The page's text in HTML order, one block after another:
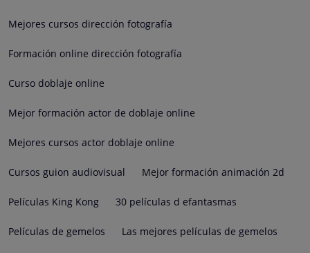
Mejores cursos dirección fotografía
Formación online dirección fotografía
Curso doblaje online
Mejor formación actor de doblaje online
Mejores cursos actor doblaje online
Cursos guion audiovisual Mejor formación animación 2d
Películas King Kong 30 películas d efantasmas
Películas de gemelos Las mejores películas de gemelos